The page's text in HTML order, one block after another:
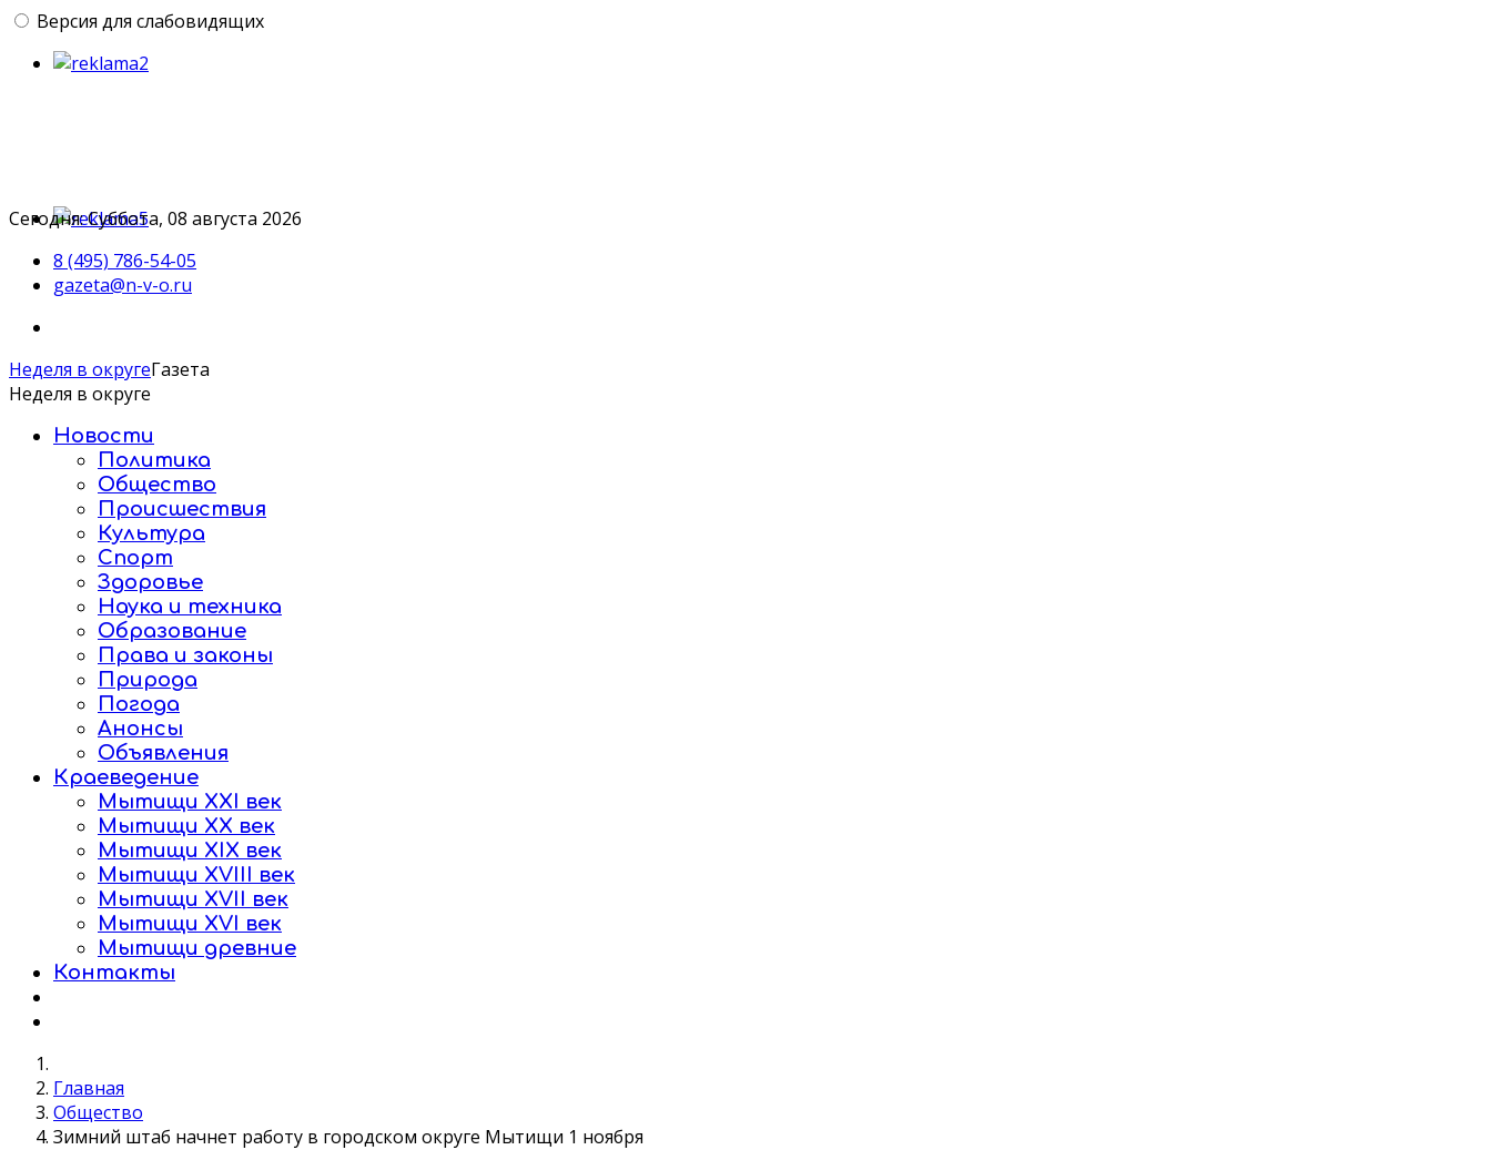
Версия для слабовидящих
Сегодня: Суббота, 08 августа 2026
8 (495) 786-54-05
gazeta@n-v-o.ru
Неделя в округеГазета
Неделя в округе
Новости
Политика
Общество
Происшествия
Культура
Спорт
Здоровье
Наука и техника
Образование
Права и законы
Природа
Погода
Анонсы
Объявления
Краеведение
Мытищи XXI век
Мытищи XX век
Мытищи XIX век
Мытищи XVIII век
Мытищи XVII век
Мытищи XVI век
Мытищи древние
Контакты
Главная
Общество
Зимний штаб начнет работу в городском округе Мытищи 1 ноября